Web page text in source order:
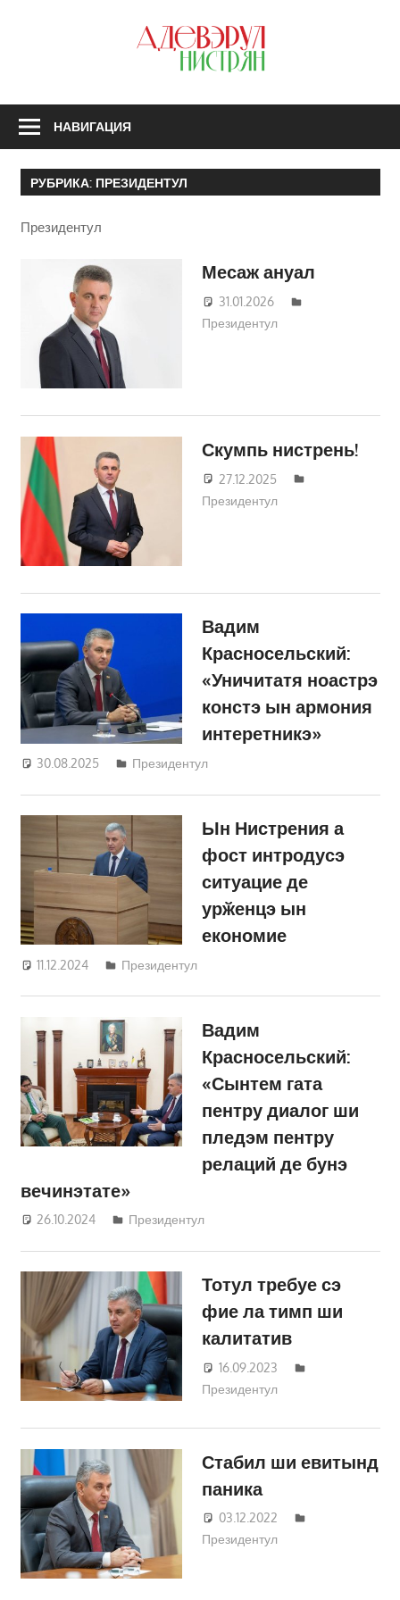
НАВИГАЦИЯ
РУБРИКА: ПРЕЗИДЕНТУЛ
Президентул
Месаж ануал
31.01.2026
Президентул
Скумпь нистрень!
27.12.2025
Президентул
Вадим
Красносельский:
«Уничитатя ноастрэ
констэ ын армония
интеретникэ»
30.08.2025 Татьяна Трифонова
Президентул
Ын Нистрения а
фост интродусэ
ситуацие де
урӂенцэ ын
економие
11.12.2024 Татьяна Трифонова
Президентул
Вадим
Красносельский:
«Сынтем гата
пентру диалог ши
пледэм пентру
релаций де бунэ
вечинэтате»
26.10.2024 Татьяна Трифонова
Президентул
Тотул требуе сэ
фие ла тимп ши
калитатив
16.09.2023
Президентул
Стабил ши евитынд
паника
03.12.2022
Президентул